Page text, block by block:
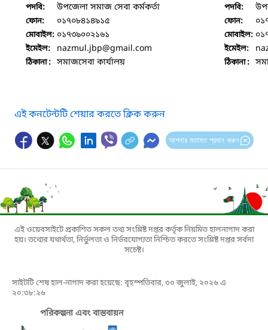
পদবি: উপজেলা সমাজ সেবা কর্মকর্তা
ফোন: ০১৭০৮৪১৪৯১৫
মোবাইল: ০১৭৩৯০০২১৬১
ইমেইল: nazmul.jbp@gmail.com
ঠিকানা : সমাজসেবা কার্যালয়
পদবি:
ফোন:
মোবাইল:
ইমেইল:
ঠিকানা :
এই কনটেন্টটি শেয়ার করতে ক্লিক করুন
আপনার মতামত প্রদান করুন
এই ওয়েবসাইটে প্রকাশিত সকল তথ্য সংশ্লিষ্ট দপ্তর কর্তৃক নিয়মিত হালনাগাদ করা
হয়। তথ্যের যথার্থতা, নির্ভুলতা ও নির্ভরযোগ্যতা নিশ্চিত করতে সংশ্লিষ্ট দপ্তর সর্বদা
সচেষ্ট।
সাইটটি শেষ হাল-নাগাদ করা হয়েছে: বৃহস্পতিবার, ৩০ জুলাই, ২০২৬ এ
২০:৩৮:২৬
পরিকল্পনা এবং বাস্তবায়ন